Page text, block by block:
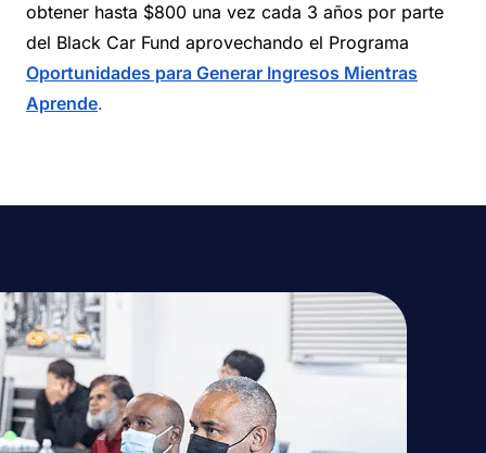
obtener hasta $800 una vez cada 3 años por parte
del Black Car Fund aprovechando el Programa
Oportunidades para Generar Ingresos Mientras
Aprende.